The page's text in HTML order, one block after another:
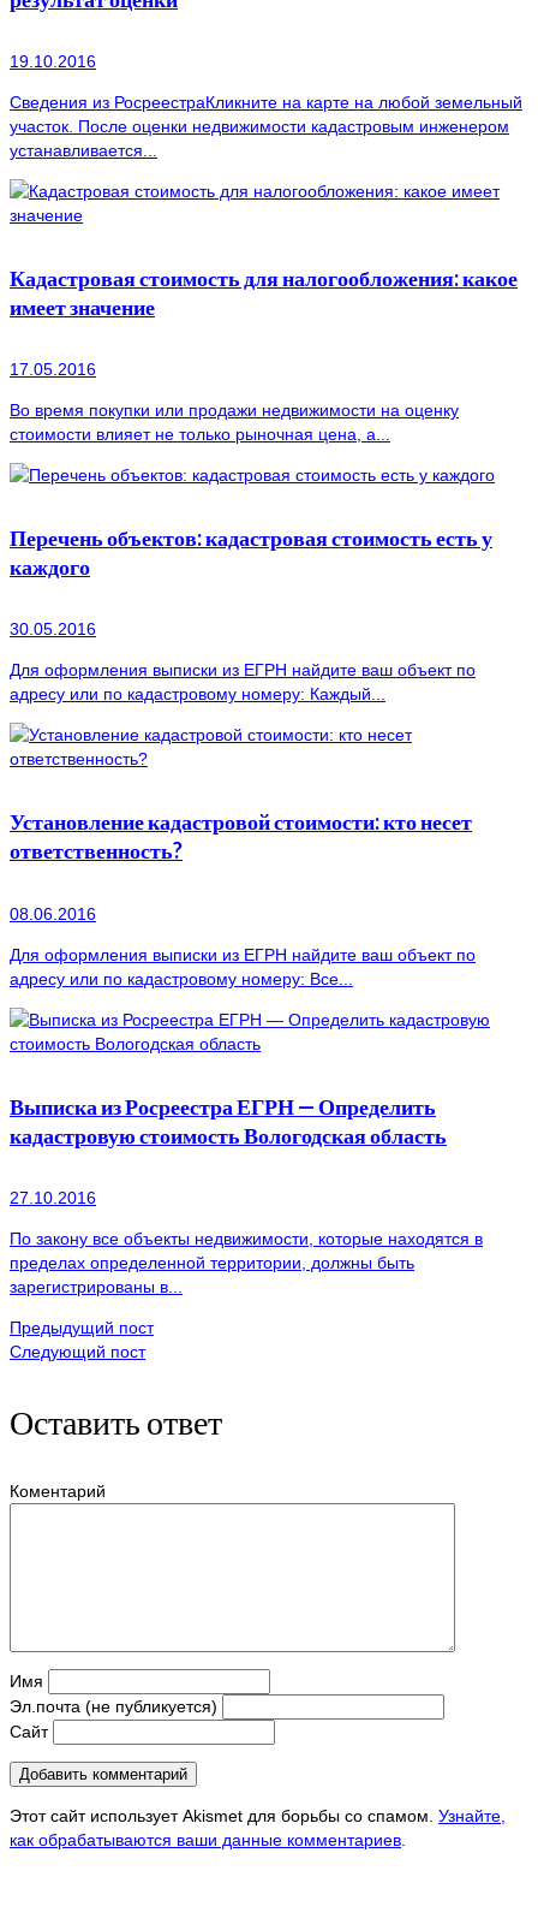
19.10.2016
Сведения из РосреестраКликните на карте на любой земельный
участок. После оценки недвижимости кадастровым инженером
устанавливается...
Кадастровая стоимость для налогообложения: какое
имеет значение
17.05.2016
Во время покупки или продажи недвижимости на оценку
стоимости влияет не только рыночная цена, а...
Перечень объектов: кадастровая стоимость есть у
каждого
30.05.2016
Для оформления выписки из ЕГРН найдите ваш объект по
адресу или по кадастровому номеру: Каждый...
Установление кадастровой стоимости: кто несет
ответственность?
08.06.2016
Для оформления выписки из ЕГРН найдите ваш объект по
адресу или по кадастровому номеру: Все...
Выписка из Росреестра ЕГРН — Определить
кадастровую стоимость Вологодская область
27.10.2016
По закону все объекты недвижимости, которые находятся в
пределах определенной территории, должны быть
зарегистрированы в...
Предыдущий пост
Следующий пост
Оставить ответ
Коментарий
Имя
Эл.почта (не публикуется)
Сайт
Этот сайт использует Akismet для борьбы со спамом. Узнайте,
как обрабатываются ваши данные комментариев